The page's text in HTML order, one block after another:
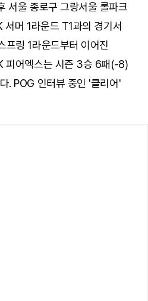
서울 종로구 그랑서울 롤파크
머 1라운드 T1과의 경기서
프링 1라운드부터 이어진
피어엑스는 시즌 3승 6패(-8)
. POG 인터뷰 중인 '클리어'